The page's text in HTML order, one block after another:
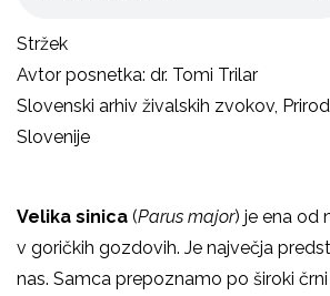
Stržek
Avtor posnetka: dr. Tomi Trilar
Slovenski arhiv živalskih zvokov,
Slovenije
Velika sinica (Parus major) je ena od
v goričkih gozdovih. Je največja
nas. Samca prepoznamo po široki